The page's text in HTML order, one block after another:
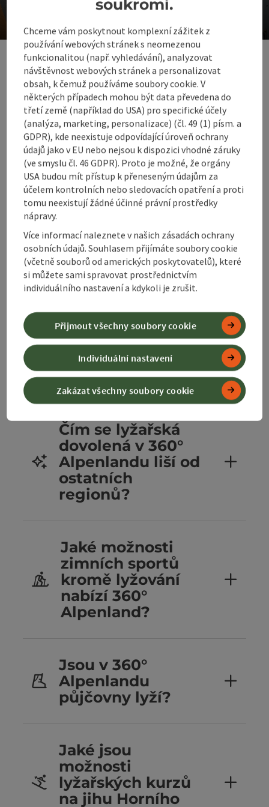
Dobré chvíle ve špatném počasí
Co je třeba vědět o
lyžařské dovolené v
hornorakouském
prázdninovém regionu
Pyhrn-Priel
Kde si můžete
zalyžovat v 360°
Alpenlandu?
Je 360°
Alpenland
vhodný pro
lyžařskou
dovolenou s
dětmi?
Čím se lyžařská
dovolená v 360°
Alpenlandu liší od
ostatních
regionů?
Jaké možnosti
zimních sportů
kromě lyžování
nabízí 360°
Alpenland?
Jsou v 360°
Alpenlandu
půjčovny lyží?
Jaké jsou
možnosti
lyžařských kurzů
na jihu Horního
soukromí.
Chceme vám poskytnout komplexní zážitek z
používání webových stránek s neomezenou
funkcionalitou (např. vyhledávání), analyzovat
návštěvnost webových stránek a personalizovat
obsah, k čemuž používáme soubory cookie. V
některých případech mohou být data převedena do
třetí země (například do USA) pro specifické účely
(analýza, marketing, personalizace) (čl. 49 (1) písm. a
GDPR), kde neexistuje odpovídající úroveň ochrany
údajů jako v EU nebo nejsou k dispozici vhodné záruky
(ve smyslu čl. 46 GDPR). Proto je možné, že orgány
USA budou mít přístup k přeneseným údajům za
účelem kontrolních nebo sledovacích opatření a proti
tomu neexistují žádné účinné právní prostředky
nápravy.
Více informací naleznete v našich zásadách ochrany
osobních údajů. Souhlasem přijímáte soubory cookie
(včetně souborů od amerických poskytovatelů), které
si můžete sami spravovat prostřednictvím
individuálního nastavení a kdykoli je zrušit.
Zakázat všechny soubory cookie
Individuální nastavení
Přijmout všechny soubory cookie